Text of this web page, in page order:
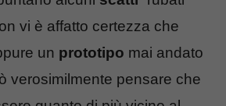
vi è affatto certezza che
un prototipo mai andato
verosimilmente pensare che